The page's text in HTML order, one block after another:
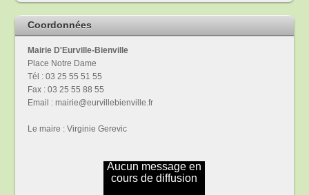
Coordonnées
Mairie D'Eurville-Bienville
Place Notre Dame
Tél : 03 25 55 51 55
Fax : 03 25 55 88 55
Email : mairie@eurvillebienville.fr
Le maire : Virginie Gerevic